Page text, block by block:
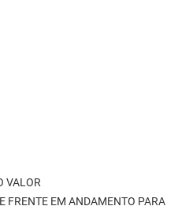
VALOR
FRENTE EM ANDAMENTO PARA